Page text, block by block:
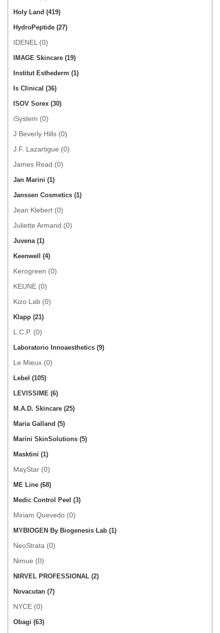
Holy Land (419)
HydroPeptide (27)
IDENEL (0)
IMAGE Skincare (19)
Institut Esthederm (1)
Is Clinical (36)
ISOV Sorex (30)
iSystem (0)
J Beverly Hills (0)
J.F. Lazartigue (0)
James Read (0)
Jan Marini (1)
Janssen Cosmetics (1)
Jean Klebert (0)
Juliette Armand (0)
Juvena (1)
Keenwell (4)
Kerogreen (0)
KEUNE (0)
Kizo Lab (0)
Klapp (21)
L.C.P. (0)
Laboratorio Innoaesthetics (9)
Le Mieux (0)
Lebel (105)
LEVISSIME (6)
M.A.D. Skincare (25)
Maria Galland (5)
Marini SkinSolutions (5)
Masktini (1)
MayStar (0)
ME Line (68)
Medic Control Peel (3)
Miriam Quevedo (0)
MYBIOGEN By Biogenesis Lab (1)
NeoStrata (0)
Nimue (0)
NIRVEL PROFESSIONAL (2)
Novacutan (7)
NYCE (0)
Obagi (63)